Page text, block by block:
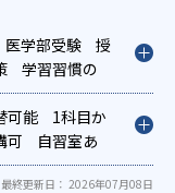
医学部受験
授
学習習慣の
薦入試対策
スト対策
英検
策
可能
1科目か
可
自習室あ
最終更新日： 2026年07月08日